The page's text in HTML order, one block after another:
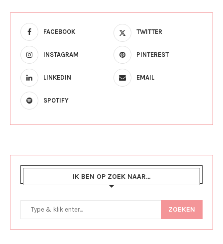
FACEBOOK TWITTER
INSTAGRAM PINTEREST
LINKEDIN EMAIL
SPOTIFY
IK BEN OP ZOEK NAAR…
ZOEKEN